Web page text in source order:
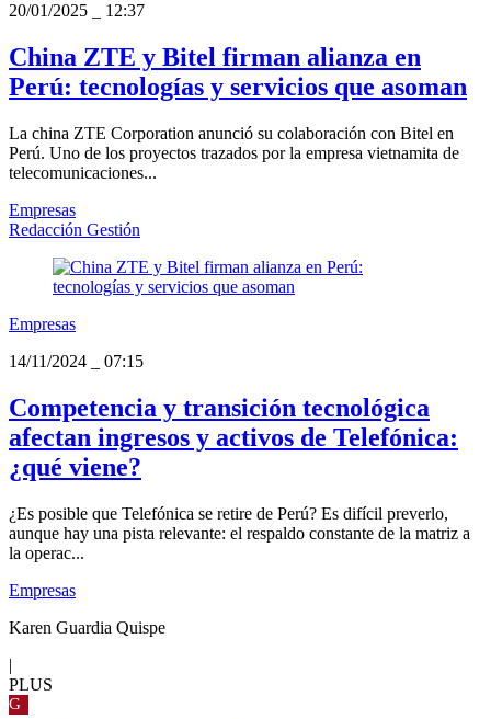
20/01/2025
12:37
China ZTE y Bitel firman alianza en
Perú: tecnologías y servicios que asoman
La china ZTE Corporation anunció su colaboración con Bitel en
Perú. Uno de los proyectos trazados por la empresa vietnamita de
telecomunicaciones...
Empresas
Redacción Gestión
Empresas
14/11/2024
07:15
Competencia y transición tecnológica
afectan ingresos y activos de Telefónica:
¿qué viene?
¿Es posible que Telefónica se retire de Perú? Es difícil preverlo,
aunque hay una pista relevante: el respaldo constante de la matriz a
la operac...
Empresas
Karen Guardia Quispe
|
PLUS
G